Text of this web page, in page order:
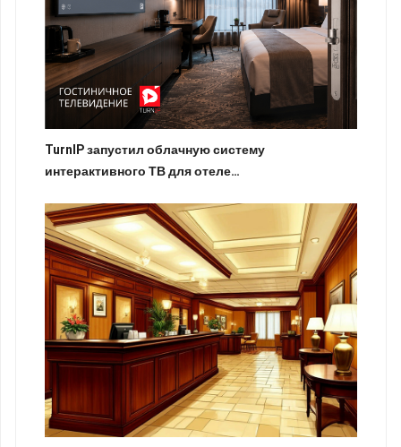
TurnIP запустил облачную систему
интерактивного ТВ для отеле…